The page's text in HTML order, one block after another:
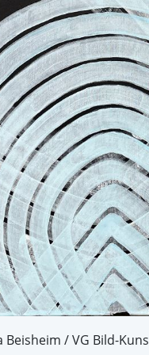
Beisheim / VG Bild-